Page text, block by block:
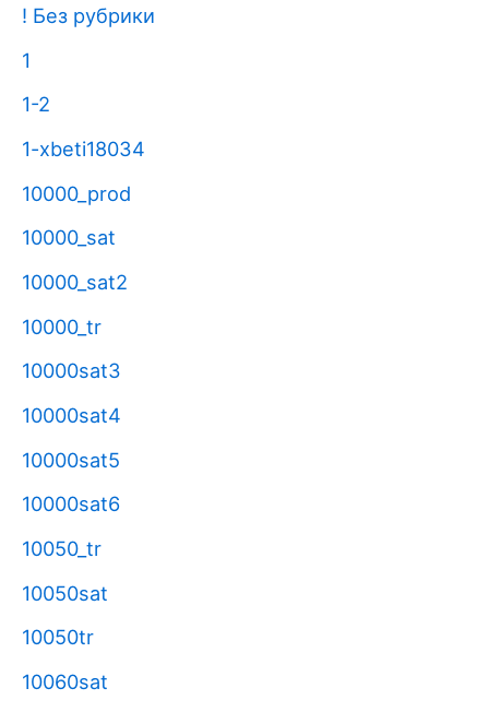
! Без рубрики
1
1-2
1-xbeti18034
10000_prod
10000_sat
10000_sat2
10000_tr
10000sat3
10000sat4
10000sat5
10000sat6
10050_tr
10050sat
10050tr
10060sat